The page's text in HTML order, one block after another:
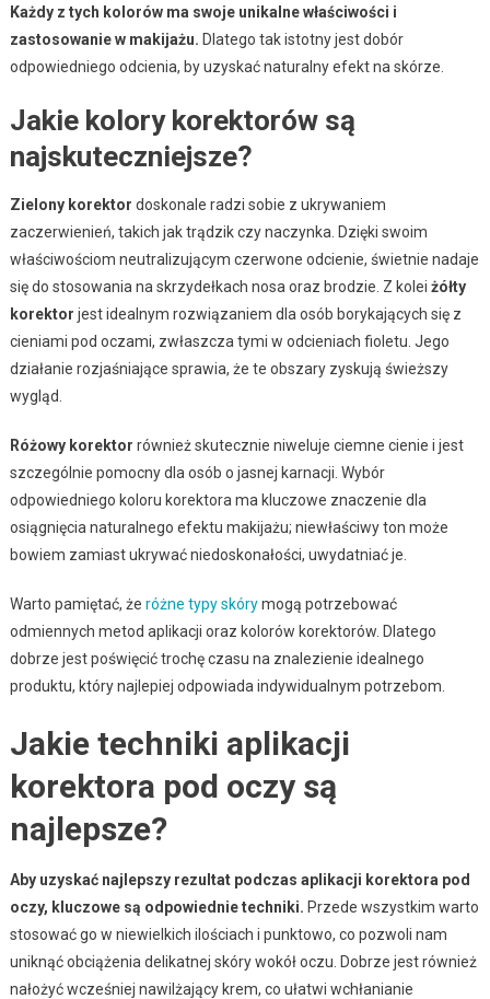
Każdy z tych kolorów ma swoje unikalne właściwości i
zastosowanie w makijażu. Dlatego tak istotny jest dobór
odpowiedniego odcienia, by uzyskać naturalny efekt na skórze.
Jakie kolory korektorów są
najskuteczniejsze?
Zielony korektor doskonale radzi sobie z ukrywaniem
zaczerwienień, takich jak trądzik czy naczynka. Dzięki swoim
właściwościom neutralizującym czerwone odcienie, świetnie nadaje
się do stosowania na skrzydełkach nosa oraz brodzie. Z kolei żółty
korektor jest idealnym rozwiązaniem dla osób borykających się z
cieniami pod oczami, zwłaszcza tymi w odcieniach fioletu. Jego
działanie rozjaśniające sprawia, że te obszary zyskują świeższy
wygląd.
Różowy korektor również skutecznie niweluje ciemne cienie i jest
szczególnie pomocny dla osób o jasnej karnacji. Wybór
odpowiedniego koloru korektora ma kluczowe znaczenie dla
osiągnięcia naturalnego efektu makijażu; niewłaściwy ton może
bowiem zamiast ukrywać niedoskonałości, uwydatniać je.
Warto pamiętać, że różne typy skórymogą potrzebować
odmiennych metod aplikacji oraz kolorów korektorów. Dlatego
dobrze jest poświęcić trochę czasu na znalezienie idealnego
produktu, który najlepiej odpowiada indywidualnym potrzebom.
Jakie techniki aplikacji
korektora pod oczy są
najlepsze?
Aby uzyskać najlepszy rezultat podczas aplikacji korektora pod
oczy, kluczowe są odpowiednie techniki. Przede wszystkim warto
stosować go w niewielkich ilościach i punktowo, co pozwoli nam
uniknąć obciążenia delikatnej skóry wokół oczu. Dobrze jest również
nałożyć wcześniej nawilżający krem, co ułatwi wchłanianie